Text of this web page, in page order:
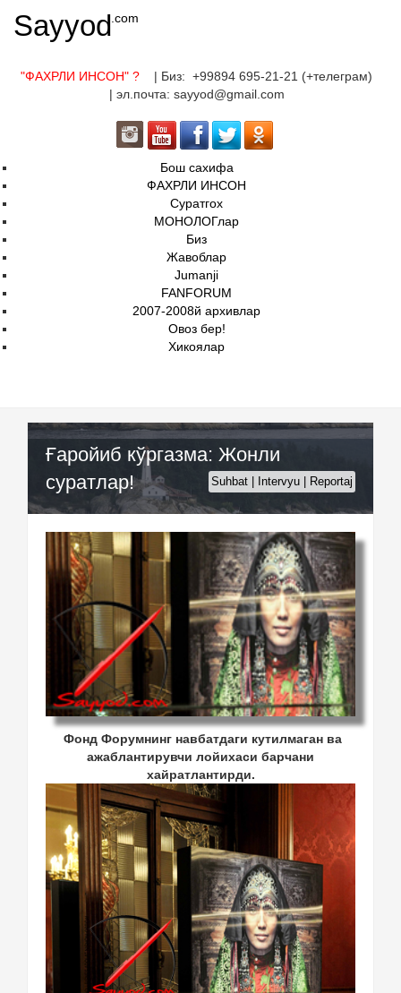
Sayyod .com
"ФАХРЛИ ИНСОН" ?
| Биз: +99894 695-21-21 (+телеграм)
| эл.почта: sayyod@gmail.com
Бош сахифа
ФАХРЛИ ИНСОН
Суратгох
МОНОЛОГлар
Биз
Жавоблар
Jumanji
FANFORUM
2007-2008й архивлар
Овоз бер!
Хикоялар
Ғаройиб кўргазма: Жонли
суратлар!
Suhbat | Intervyu | Reportaj
Фонд Форумнинг навбатдаги кутилмаган ва
ажаблантирувчи лойихаси барчани
хайратлантирди.